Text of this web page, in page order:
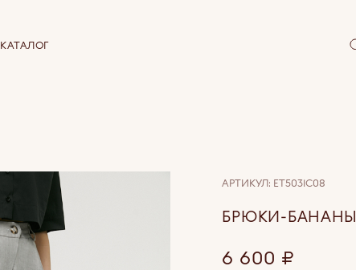
КАТАЛОГ
АРТИКУЛ: ET5031C08
БРЮКИ-БАНАНЫ
6 600 ₽